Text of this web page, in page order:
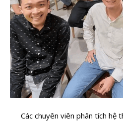
Các chuyên viên phân tích hệ